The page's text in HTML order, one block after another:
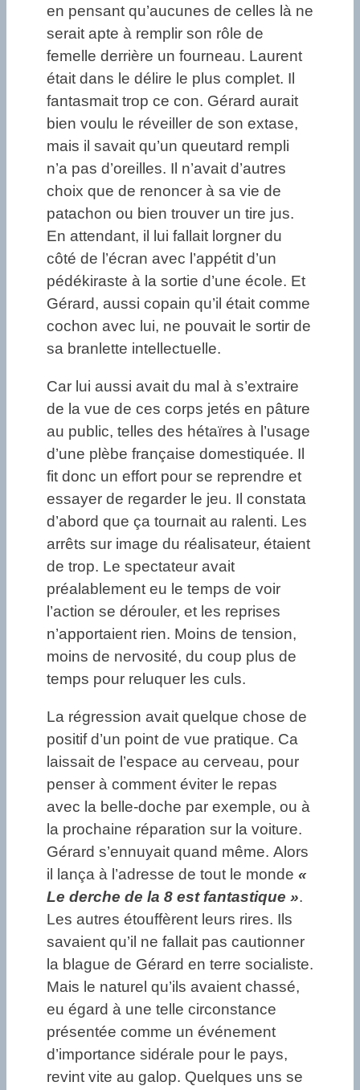
en pensant qu’aucunes de celles là ne
serait apte à remplir son rôle de
femelle derrière un fourneau. Laurent
était dans le délire le plus complet. Il
fantasmait trop ce con. Gérard aurait
bien voulu le réveiller de son extase,
mais il savait qu’un queutard rempli
n’a pas d’oreilles. Il n’avait d’autres
choix que de renoncer à sa vie de
patachon ou bien trouver un tire jus.
En attendant, il lui fallait lorgner du
côté de l’écran avec l’appétit d’un
pédékiraste à la sortie d’une école. Et
Gérard, aussi copain qu’il était comme
cochon avec lui, ne pouvait le sortir de
sa branlette intellectuelle.
Car lui aussi avait du mal à s’extraire
de la vue de ces corps jetés en pâture
au public, telles des hétaïres à l’usage
d’une plèbe française domestiquée. Il
fit donc un effort pour se reprendre et
essayer de regarder le jeu. Il constata
d’abord que ça tournait au ralenti. Les
arrêts sur image du réalisateur, étaient
de trop. Le spectateur avait
préalablement eu le temps de voir
l’action se dérouler, et les reprises
n’apportaient rien. Moins de tension,
moins de nervosité, du coup plus de
temps pour reluquer les culs.
La régression avait quelque chose de
positif d’un point de vue pratique. Ca
laissait de l’espace au cerveau, pour
penser à comment éviter le repas
avec la belle-doche par exemple, ou à
la prochaine réparation sur la voiture.
Gérard s’ennuyait quand même. Alors
il lança à l’adresse de tout le monde «
Le derche de la 8 est fantastique ».
Les autres étouffèrent leurs rires. Ils
savaient qu’il ne fallait pas cautionner
la blague de Gérard en terre socialiste.
Mais le naturel qu’ils avaient chassé,
eu égard à une telle circonstance
présentée comme un événement
d’importance sidérale pour le pays,
revint vite au galop. Quelques uns se